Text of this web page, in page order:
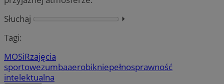
Słuchaj
⏵︎
Tagi:
MOSiRzajęcia
sportowezumbaaerobikniepełnosprawność
intelektualna